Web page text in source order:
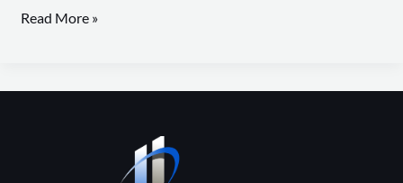
Read More »